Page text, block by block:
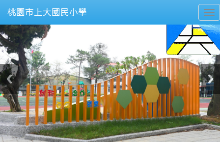
桃園市上大國民小學